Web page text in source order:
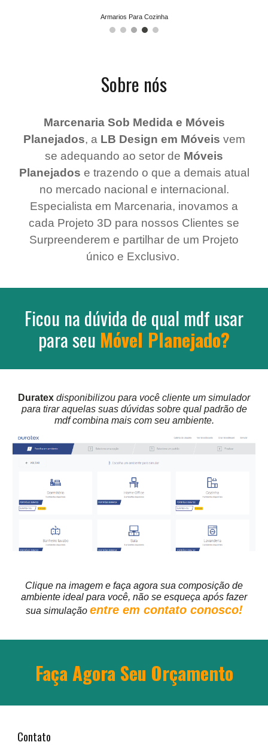
Armarios Para Cozinha
Sobre nós
Marcenaria Sob Medida e Móveis
Planejados, a LB Design em Móveis vem
se adequando ao setor de Móveis
Planejados e trazendo o que a demais atual
no mercado nacional e internacional.
Especialista em Marcenaria, inovamos a
cada Projeto 3D para nossos Clientes se
Surpreenderem e partilhar de um Projeto
único e Exclusivo.
Ficou na dúvida de qual mdf usar
para seu Móvel Planejado?
Duratex disponibilizou para você cliente um simulador
para tirar aquelas suas dúvidas sobre qual padrão de
mdf combina mais com seu ambiente.
Clique na imagem e faça agora sua composição de
ambiente ideal para você, não se esqueça após fazer
sua simulação entre em contato conosco!
Faça Agora Seu Orçamento
Contato